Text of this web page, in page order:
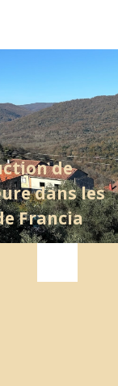
de
dans les
Francia